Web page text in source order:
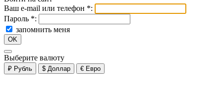
Ваш e-mail или телефон *:
Пароль *:
запомнить меня
OK
Выберите валюту
₽ Рубль $ Доллар € Евро